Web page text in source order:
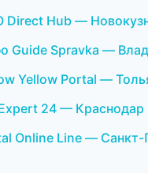
Direct Hub —
Guide Spravka —
Yellow Portal —
24 — Краснодар
Online Line — Санкт-